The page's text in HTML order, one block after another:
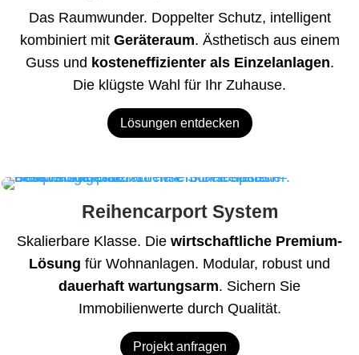
Das Raumwunder. Doppelter Schutz, intelligent
kombiniert mit Geräteraum. Ästhetisch aus einem
Guss und kosteneffizienter als Einzelanlagen.
Die klügste Wahl für Ihr Zuhause.
Lösungen entdecken
Reihencarport System
Skalierbare Klasse. Die wirtschaftliche Premium-
Lösung für Wohnanlagen. Modular, robust und
dauerhaft wartungsarm. Sichern Sie
Immobilienwerte durch Qualität.
Projekt anfragen